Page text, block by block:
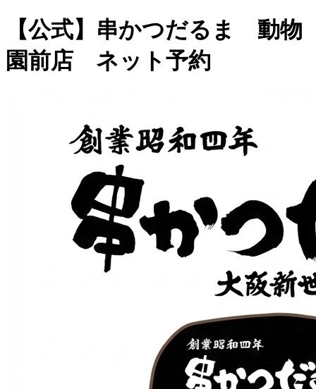
【公式】串かつだるま 動物
園前店 ネット予約